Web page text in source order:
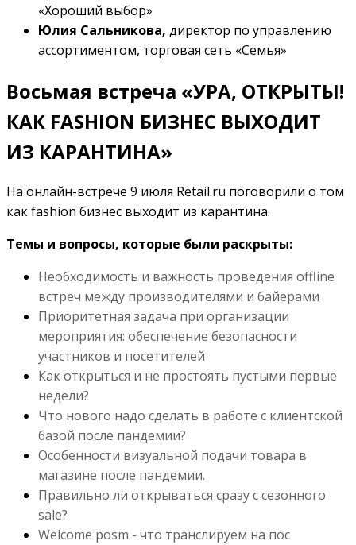
«Хороший выбор»
Юлия Сальникова, директор по управлению
ассортиментом, торговая сеть «Семья»
Восьмая встреча «УРА, ОТКРЫТЫ!
КАК FASHION БИЗНЕС ВЫХОДИТ
ИЗ КАРАНТИНА»
На онлайн-встрече 9 июля Retail.ru поговорили о том
как fashion бизнес выходит из карантина.
Темы и вопросы, которые были раскрыты:
Необходимость и важность проведения offline
встреч между производителями и байерами
Приоритетная задача при организации
мероприятия: обеспечение безопасности
участников и посетителей
Как открыться и не простоять пустыми первые
недели?
Что нового надо сделать в работе с клиентской
базой после пандемии?
Особенности визуальной подачи товара в
магазине после пандемии.
Правильно ли открываться сразу с сезонного
sale?
Welcome posm - что транслируем на пос